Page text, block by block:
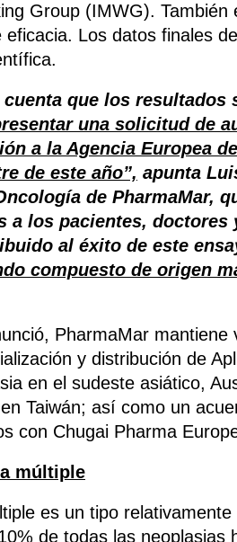
Group (IMWG). También
eficacia. Los datos finales
cuenta que los
una solicitud de
a la Agencia Europea
de este año”, apunta
de PharmaMar,
a los pacientes, doctores
al éxito de este
compuesto de origen
PharmaMar mantiene
y distribución de
en el sudeste asiático,
Taiwán; así como un
con Chugai Pharma
múltiple
es un tipo
de todas las neoplasias